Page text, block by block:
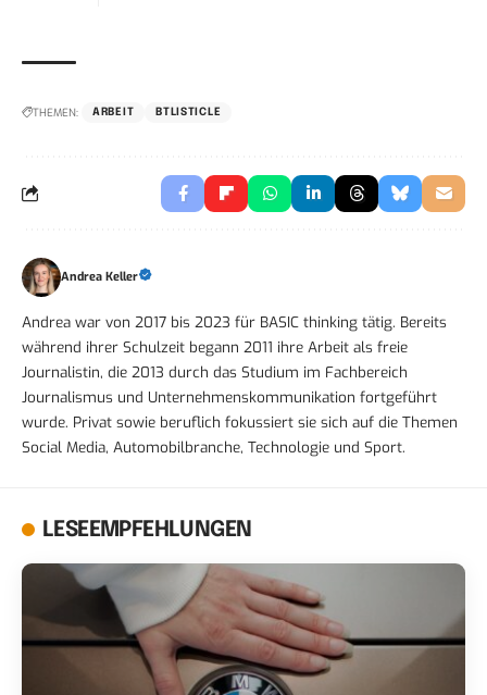
THEMEN: ARBEIT BTLISTICLE
Andrea Keller
Andrea war von 2017 bis 2023 für BASIC thinking tätig. Bereits
während ihrer Schulzeit begann 2011 ihre Arbeit als freie
Journalistin, die 2013 durch das Studium im Fachbereich
Journalismus und Unternehmenskommunikation fortgeführt
wurde. Privat sowie beruflich fokussiert sie sich auf die Themen
Social Media, Automobilbranche, Technologie und Sport.
LESEEMPFEHLUNGEN